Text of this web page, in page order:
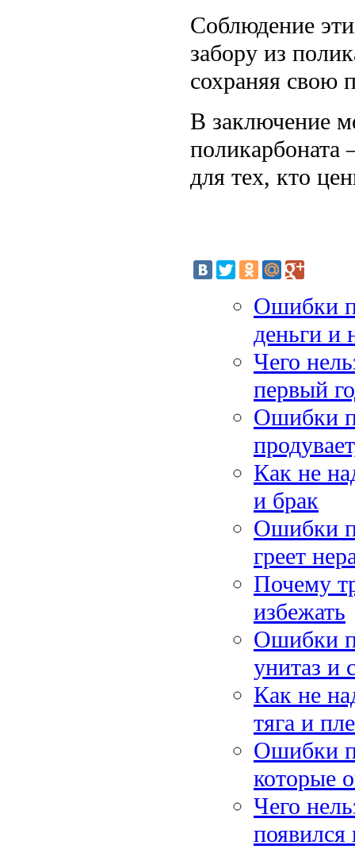
Соблюдение
забору из
сохраняя свою
В заключение
поликарбоната
для тех, кто
Ошибки
деньги и
Чего
первый
Ошибки
Как не
и брак
Ошибки
греет
Почему
избежать
Ошибки
унитаз и
Как не
тяга и
Ошибки
которые
Чего
появился